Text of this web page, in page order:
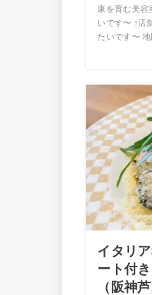
康を育む美
いです〜 ↑店
たいです〜
イタリ
ート付
（阪神